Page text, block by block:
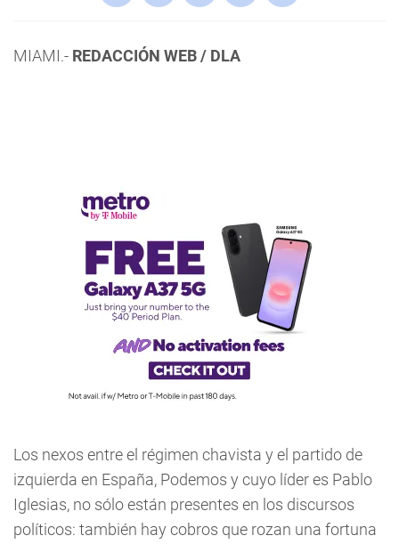
MIAMI.- REDACCIÓN WEB / DLA
Los nexos entre el régimen chavista y el partido de
izquierda en España, Podemos y cuyo líder es Pablo
Iglesias, no sólo están presentes en los discursos
políticos: también hay cobros que rozan una fortuna